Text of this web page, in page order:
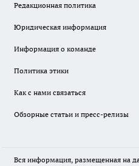
Редакционная политика
Юридическая информация
Информация о команде
Политика этики
Как с нами связаться
Обзорные статьи и пресс-релизы
Вся информация, размещенная на